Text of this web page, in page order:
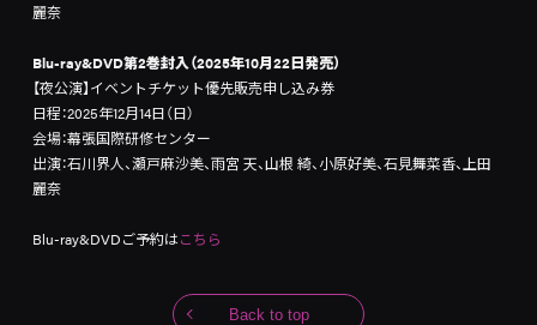
麗奈
Blu-ray&DVD第2巻封入（2025年10月22日発売）
【夜公演】イベントチケット優先販売申し込み券
日程：2025年12月14日（日）
会場：幕張国際研修センター
出演：石川界人、瀬戸麻沙美、雨宮 天、山根 綺、小原好美、石見舞菜香、上田
麗奈
Blu-ray&DVDご予約はこちら
Back to top